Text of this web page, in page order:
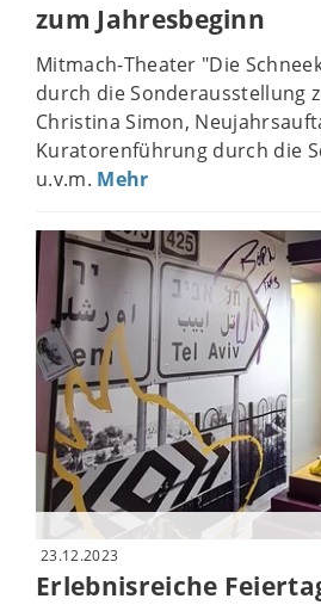
zum Jahresbeginn
Mitmach-Theater "Die
durch die Sonderausstellung
Christina Simon,
Kuratorenführung durch die
u.v.m. Mehr
23.12.2023
Erlebnisreiche